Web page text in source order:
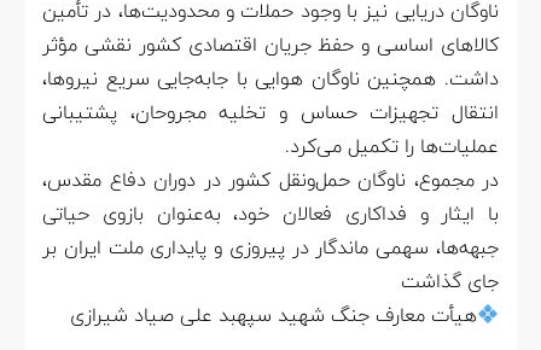
ناوگان دریایی نیز با وجود حملات و محدودیت‌ها، در تأمین
کالاهای اساسی و حفظ جریان اقتصادی کشور نقشی مؤثر
داشت. همچنین ناوگان هوایی با جابه‌جایی سریع نیروها،
انتقال تجهیزات حساس و تخلیه مجروحان، پشتیبانی
عملیات‌ها را تکمیل می‌کرد.
در مجموع، ناوگان حمل‌ونقل کشور در دوران دفاع مقدس،
با ایثار و فداکاری فعالان خود، به‌عنوان بازوی حیاتی
جبهه‌ها، سهمی ماندگار در پیروزی و پایداری ملت ایران بر
جای گذاشت
هیأت معارف جنگ شهید سپهبد علی صیاد شیرازی